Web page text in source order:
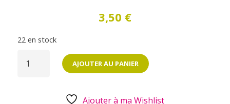
3,50 €
22 en stock
DE
SET AJOUTER AU PANIER
Ajouter à ma Wishlist